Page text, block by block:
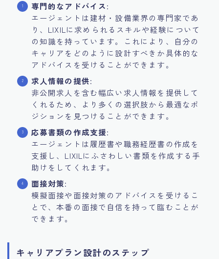
専門的なアドバイス:
エージェントは建材・設備業界の専門家であ
り、LIXILに求められるスキルや経験について
の知識を持っています。これにより、自分の
キャリアをどのように設計すべきか具体的な
アドバイスを受けることができます。
求人情報の提供:
非公開求人を含む幅広い求人情報を提供して
くれるため、より多くの選択肢から最適なポ
ジションを見つけることができます。
応募書類の作成支援:
エージェントは履歴書や職務経歴書の作成を
支援し、LIXILにふさわしい書類を作成する手
助けをしてくれます。
面接対策:
模擬面接や面接対策のアドバイスを受けるこ
とで、本番の面接で自信を持って臨むことが
できます。
キャリアプラン設計のステップ